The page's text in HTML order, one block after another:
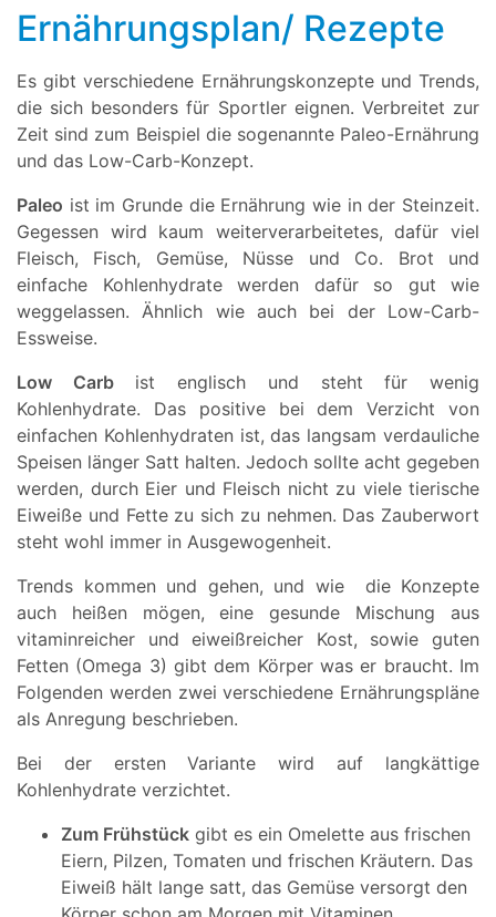
Ernährungsplan/ Rezepte
Es gibt verschiedene Ernährungskonzepte und Trends,
die sich besonders für Sportler eignen. Verbreitet zur
Zeit sind zum Beispiel die sogenannte Paleo-Ernährung
und das Low-Carb-Konzept.
Paleo ist im Grunde die Ernährung wie in der Steinzeit.
Gegessen wird kaum weiterverarbeitetes, dafür viel
Fleisch, Fisch, Gemüse, Nüsse und Co. Brot und
einfache Kohlenhydrate werden dafür so gut wie
weggelassen. Ähnlich wie auch bei der Low-Carb-
Essweise.
Low Carbist englisch und steht für wenig
Kohlenhydrate. Das positive bei dem Verzicht von
einfachen Kohlenhydraten ist, das langsam verdauliche
Speisen länger Satt halten. Jedoch sollte acht gegeben
werden, durch Eier und Fleisch nicht zu viele tierische
Eiweiße und Fette zu sich zu nehmen. Das Zauberwort
steht wohl immer in Ausgewogenheit.
Trends kommen und gehen, und wie die Konzepte
auch heißen mögen, eine gesunde Mischung aus
vitaminreicher und eiweißreicher Kost, sowie guten
Fetten (Omega 3) gibt dem Körper was er braucht. Im
Folgenden werden zwei verschiedene Ernährungspläne
als Anregung beschrieben.
Bei der ersten Variante wird auf langkättige
Kohlenhydrate verzichtet.
Zum Frühstück gibt es ein Omelette aus frischen
Eiern, Pilzen, Tomaten und frischen Kräutern. Das
Eiweiß hält lange satt, das Gemüse versorgt den